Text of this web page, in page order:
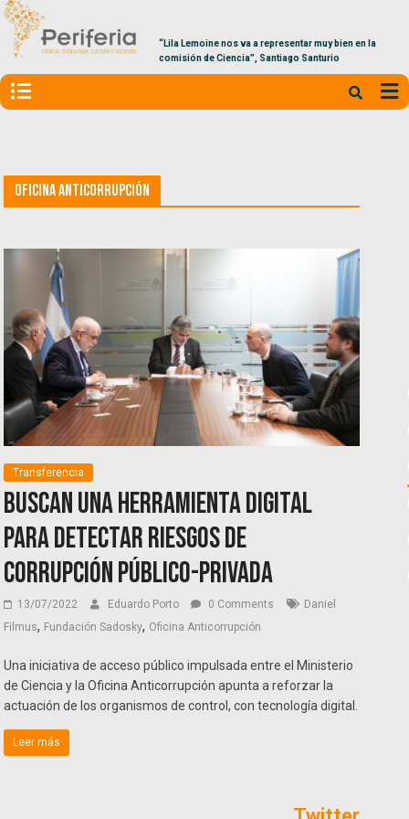
“Lila Lemoine nos va a representar muy bien en la
comisión de Ciencia”, Santiago Santurio
Oficina Anticorrupción
Transferencia
Buscan una herramienta digital
para detectar riesgos de
corrupción público-privada
13/07/2022 Eduardo Porto 0 Comments
Daniel
Filmus, Fundación Sadosky, Oficina Anticorrupción
Una iniciativa de acceso público impulsada entre el Ministerio
de Ciencia y la Oficina Anticorrupción apunta a reforzar la
actuación de los organismos de control, con tecnología digital.
Leer más